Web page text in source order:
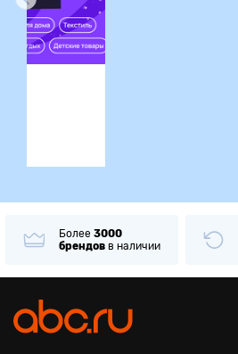
Более 3000
брендов в наличии